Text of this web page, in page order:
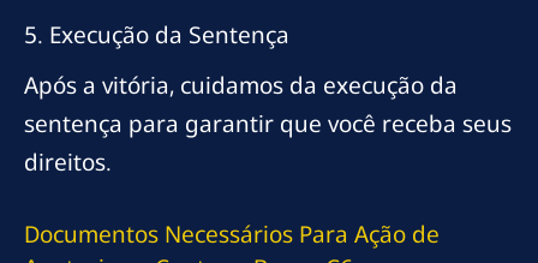
5. Execução da Sentença
Após a vitória, cuidamos da execução da
sentença para garantir que você receba seus
direitos.
Documentos Necessários Para Ação de